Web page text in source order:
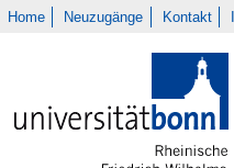
Home Neuzugänge Kontakt